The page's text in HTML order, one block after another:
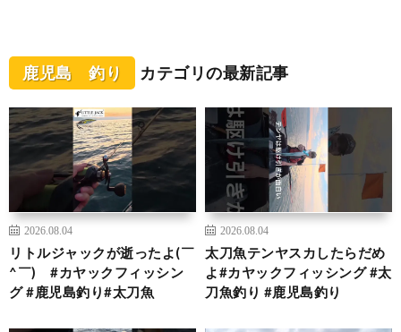
鹿児島 釣り カテゴリの最新記事
2026.08.04
リトルジャックが逝ったよ(￣
^￣)ゞ#カヤックフィッシン
グ #鹿児島釣り#太刀魚
2026.08.04
太刀魚テンヤスカしたらだめ
よ#カヤックフィッシング #太
刀魚釣り #鹿児島釣り